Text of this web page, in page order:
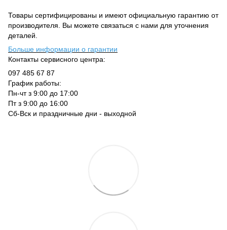
Товары сертифицированы и имеют официальную гарантию от
производителя. Вы можете связаться с нами для уточнения
деталей.
Больше информации о гарантии
Контакты сервисного центра:
097 485 67 87
График работы:
Пн-чт з 9:00 до 17:00
Пт з 9:00 до 16:00
Сб-Вск и праздничные дни - выходной